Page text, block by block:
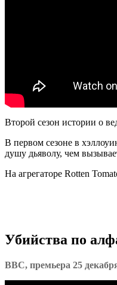
Второй сезон истории о
В первом сезоне в
душу дьяволу, чем
На агрегаторе Rotten
Убийства по
BBC, премьера 25